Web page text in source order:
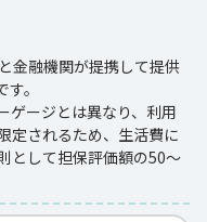
金融機関が提携して提供
。
ゲージとは異なり、利用
定されるため、生活費に
として担保評価額の50～